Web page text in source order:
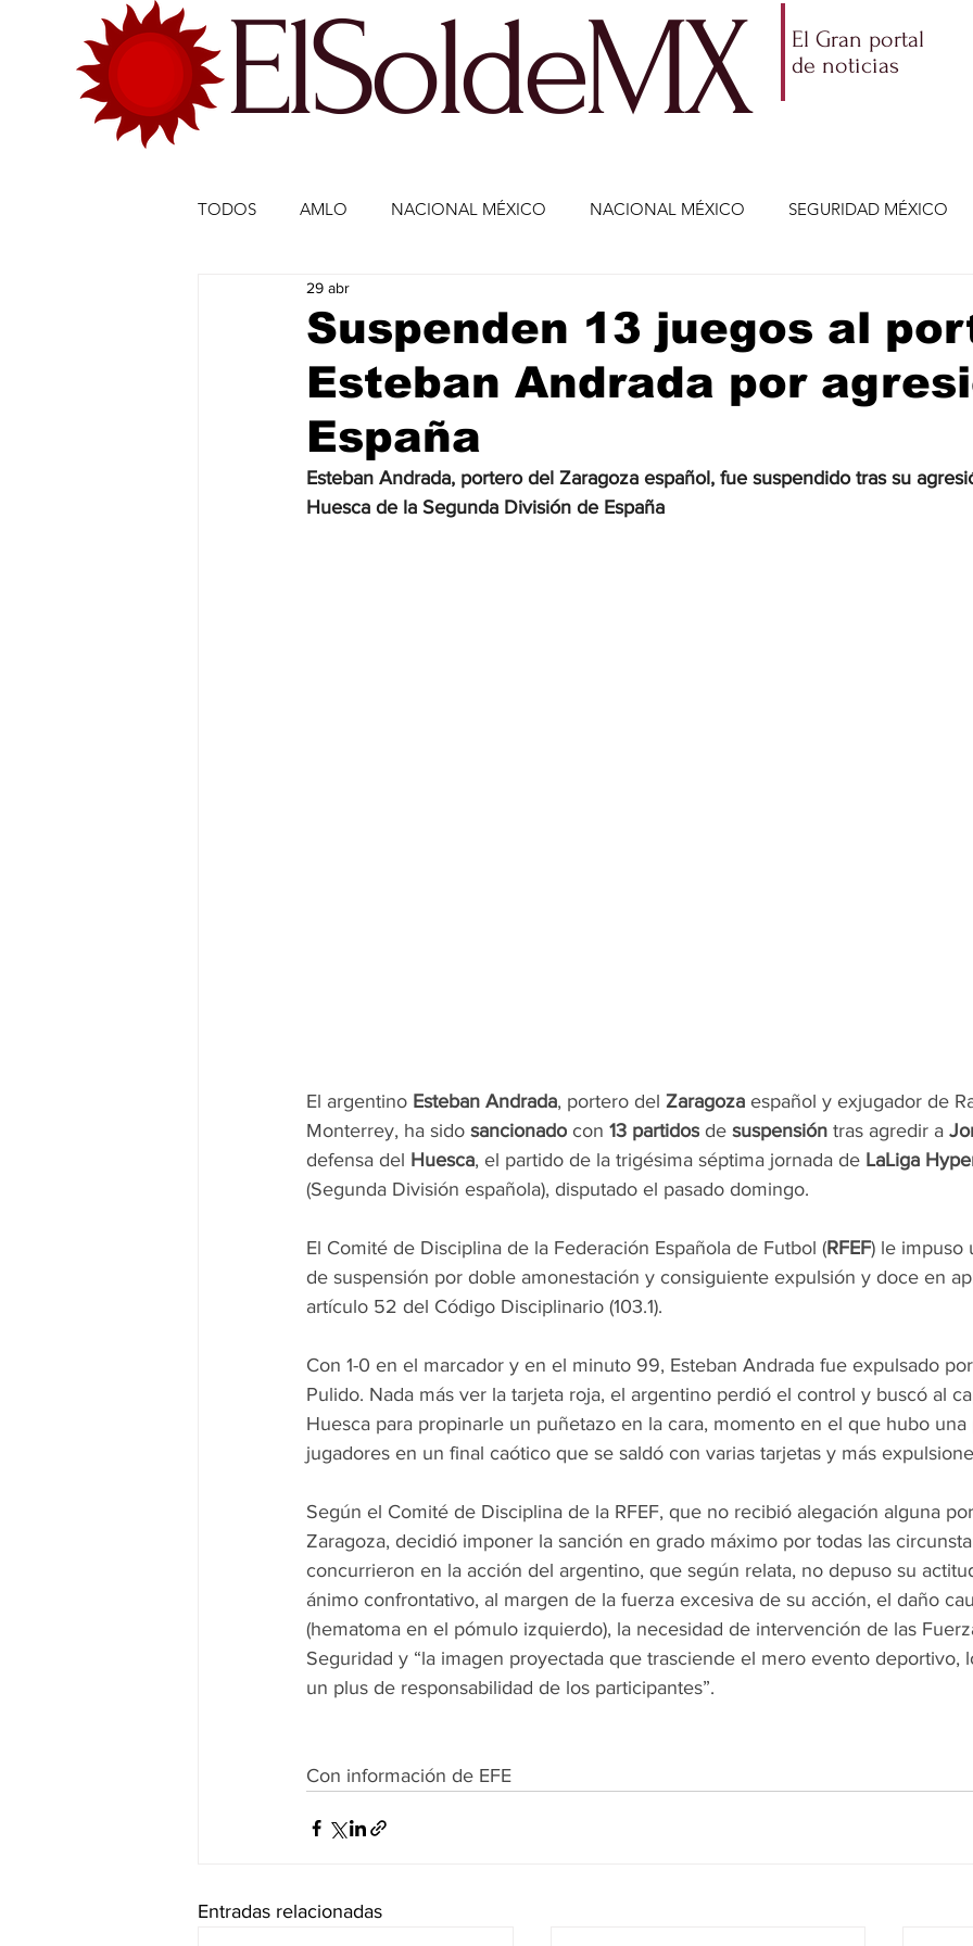
ElSoldeMX
El Gran portal
de noticias
TODOS AMLO NACIONAL MÉXICO NACIONAL MÉXICO SEGURIDAD MÉXICO
ECONOMÍA MÉXICO
DEPORTES DEPORTES CIENCIA Y TECNOLOGÍA ENTRETENIMIENTO VIDA
ESTADOS-POLÍTICA ENTRETENIMIENTO JALISCO-ENRIQUE ALFARO JALISCO-
Suspenden 13 juegos al
Esteban Andrada por
España
29 abr
Esteban Andrada, portero del Zaragoza español, fue suspendido tras su
Huesca de la Segunda División de España
El argentino Esteban Andrada, portero del Zaragoza español y exjugador de
Monterrey, ha sido sancionado con 13 partidos de suspensión tras agredir a
defensa del Huesca, el partido de la trigésima séptima jornada de LaLiga
(Segunda División española), disputado el pasado domingo.
El Comité de Disciplina de la Federación Española de Futbol (RFEF) le impuso
de suspensión por doble amonestación y consiguiente expulsión y doce en
artículo 52 del Código Disciplinario (103.1).
Con 1-0 en el marcador y en el minuto 99, Esteban Andrada fue expulsado
Pulido. Nada más ver la tarjeta roja, el argentino perdió el control y buscó al
Huesca para propinarle un puñetazo en la cara, momento en el que hubo
jugadores en un final caótico que se saldó con varias tarjetas y más
Según el Comité de Disciplina de la RFEF, que no recibió alegación alguna
Zaragoza, decidió imponer la sanción en grado máximo por todas las
concurrieron en la acción del argentino, que según relata, no depuso su
ánimo confrontativo, al margen de la fuerza excesiva de su acción, el daño
(hematoma en el pómulo izquierdo), la necesidad de intervención de las
Seguridad y “la imagen proyectada que trasciende el mero evento deportivo,
un plus de responsabilidad de los participantes”.
Con información de EFE
Entradas relacionadas